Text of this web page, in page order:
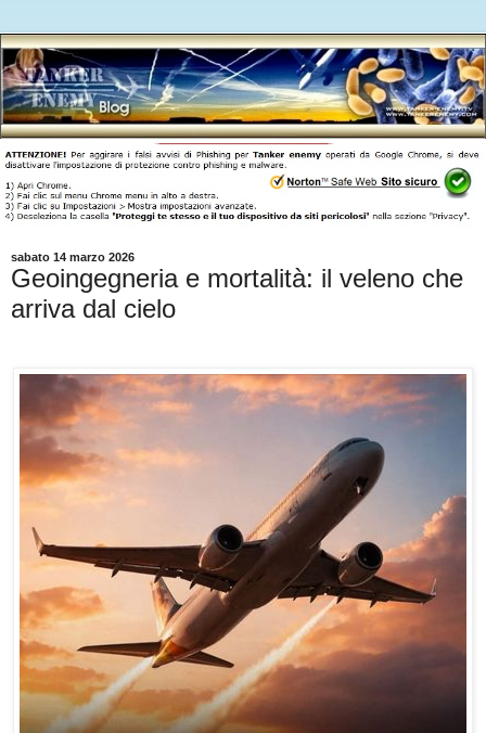
sabato 14 marzo 2026
Geoingegneria e mortalità: il veleno che
arriva dal cielo